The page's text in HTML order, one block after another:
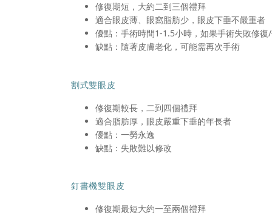
修復期短，大約二到三個禮拜
適合眼皮薄、眼窩脂肪少，眼皮下垂不嚴重者
優點：手術時間1-1.5小時，如果手術失敗修復
缺點：隨著皮膚老化，可能需再次手術
割式雙眼皮
修復期較長，二到四個禮拜
適合脂肪厚，眼皮嚴重下垂的年長者
優點：一勞永逸
缺點：失敗難以修改
釘書機雙眼皮
修復期最短大約一至兩個禮拜